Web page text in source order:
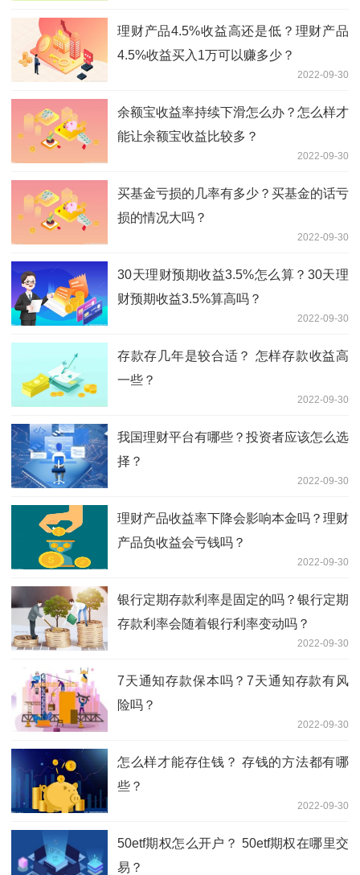
理财产品4.5%收益高还是低？理财产品
4.5%收益买入1万可以赚多少？
2022-09-30
余额宝收益率持续下滑怎么办？怎么样才
能让余额宝收益比较多？
2022-09-30
买基金亏损的几率有多少？买基金的话亏
损的情况大吗？
2022-09-30
30天理财预期收益3.5%怎么算？30天理
财预期收益3.5%算高吗？
2022-09-30
存款存几年是较合适？ 怎样存款收益高
一些？
2022-09-30
我国理财平台有哪些？投资者应该怎么选
择？
2022-09-30
理财产品收益率下降会影响本金吗？理财
产品负收益会亏钱吗？
2022-09-30
银行定期存款利率是固定的吗？银行定期
存款利率会随着银行利率变动吗？
2022-09-30
7天通知存款保本吗？7天通知存款有风
险吗？
2022-09-30
怎么样才能存住钱？ 存钱的方法都有哪
些？
2022-09-30
50etf期权怎么开户？ 50etf期权在哪里交
易？